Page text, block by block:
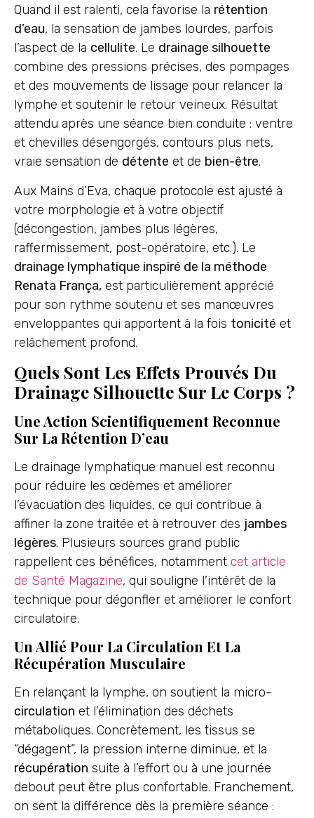
Quand il est ralenti, cela favorise la rétention
d’eau, la sensation de jambes lourdes, parfois
l’aspect de la cellulite. Le drainage silhouette
combine des pressions précises, des pompages
et des mouvements de lissage pour relancer la
lymphe et soutenir le retour veineux. Résultat
attendu après une séance bien conduite : ventre
et chevilles désengorgés, contours plus nets,
vraie sensation de détente et de bien-être.
Aux Mains d’Eva, chaque protocole est ajusté à
votre morphologie et à votre objectif
(décongestion, jambes plus légères,
raffermissement, post-opératoire, etc.). Le
drainage lymphatique inspiré de la méthode
Renata França, est particulièrement apprécié
pour son rythme soutenu et ses manœuvres
enveloppantes qui apportent à la fois tonicité et
relâchement profond.
Quels Sont Les Effets Prouvés Du
Drainage Silhouette Sur Le Corps ?
Une Action Scientifiquement Reconnue
Sur La Rétention D’eau
Le drainage lymphatique manuel est reconnu
pour réduire les œdèmes et améliorer
l’évacuation des liquides, ce qui contribue à
affiner la zone traitée et à retrouver des jambes
légères. Plusieurs sources grand public
rappellent ces bénéfices, notamment cet article
de Santé Magazine, qui souligne l’intérêt de la
technique pour dégonfler et améliorer le confort
circulatoire.
Un Allié Pour La Circulation Et La
Récupération Musculaire
En relançant la lymphe, on soutient la micro-
circulation et l’élimination des déchets
métaboliques. Concrètement, les tissus se
“dégagent”, la pression interne diminue, et la
récupération suite à l’effort ou à une journée
debout peut être plus confortable. Franchement,
on sent la différence dès la première séance :